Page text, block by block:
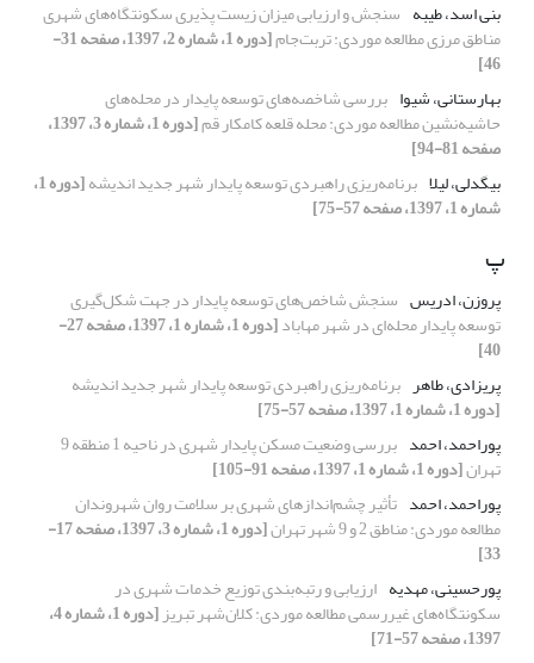
بنی اسد، طیبه سنجش و ارزیابی میزان زیست پذیری سکونتگاه‌های شهری
مناطق مرزی مطالعه موردی: تربت‌جام [دوره 1، شماره 2، 1397، صفحه 31-
46]
بهارستانی، شیوا بررسی شاخصه‌های توسعه پایدار در محله‌های
حاشیه‌نشین مطالعه موردی: محله قلعه کامکار قم [دوره 1، شماره 3، 1397،
صفحه 81-94]
بیگدلی، لیلا برنامه‌ریزی راهبردی توسعه پایدار شهر جدید اندیشه [دوره 1،
شماره 1، 1397، صفحه 57-75]
پ
پروزن، ادریس سنجش شاخص‌های توسعه پایدار در جهت شکل‌گیری
توسعه پایدار محله‌ای در شهر مهاباد [دوره 1، شماره 1، 1397، صفحه 27-
40]
پریزادی، طاهر برنامه‌ریزی راهبردی توسعه پایدار شهر جدید اندیشه
[دوره 1، شماره 1، 1397، صفحه 57-75]
پوراحمد، احمد
بررسی وضعیت مسکن پایدار شهری در ناحیه 1 منطقه 9
تهران[دوره 1، شماره 1، 1397، صفحه 91-105]
پوراحمد، احمد تأثیر چشم‌اندازهای شهری بر سلامت روان شهروندان
مطالعه موردی: مناطق 2 و 9 شهر تهران [دوره 1، شماره 3، 1397، صفحه 17-
33]
پورحسینی، مهدیه ارزیابی و رتبه‌بندی توزیع خدمات شهری در
سکونتگاه‌های غیررسمی مطالعه موردی: کلان‌شهر تبریز [دوره 1، شماره 4،
1397، صفحه 57-71]